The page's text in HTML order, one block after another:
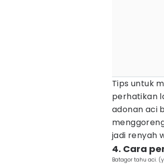
Tips untuk
perhatikan
adonan aci
jadi renyah
4. Cara
Batagor tahu aci.